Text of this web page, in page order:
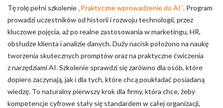
Tę rolę pełni szkolenie„Praktyczne wprowadzenie do AI”. Program
prowadzi uczestników od historii i rozwoju technologii, przez
kluczowe pojęcia, aż po realne zastosowania w marketingu, HR,
obsłudze klienta i analizie danych. Duży nacisk położono na naukę
tworzenia skutecznych promptów oraz na praktyczne ćwiczenia
z narzędziami AI. Szkolenie sprawdzi się zarówno dla osób, które
dopiero zaczynają, jak i dla tych, które chcą poukładać posiadaną
wiedzę. To naturalny pierwszy krok dla firmy, która chce, żeby
kompetencje cyfrowe stały się standardem w całej organizacji,